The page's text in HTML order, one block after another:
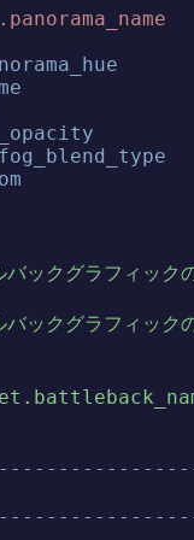
クグラフィックの
クグラフィックの